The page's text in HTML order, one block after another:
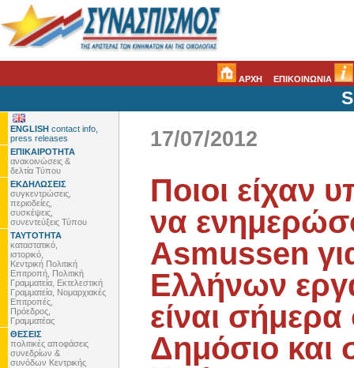
ΑΡΧΗ ΕΠΙΚΟΙΝΩΝΙΑ
ENGLISH contact info,
press releases
ΕΠΙΚΑΙΡΟΤΗΤΑ
ανακοινώσεις &
δελτία Τύπου
ΕΚΔΗΛΩΣΕΙΣ
συγκεντρώσεις,
περιοδείες,
συσκέψεις,
συνεντεύξεις Τύπου
ΤΑΥΤΟΤΗΤΑ
καταστατικό,
ιστορικό,
Κεντρική Πολιτική
Επιτροπή, Πολιτική
Γραμματεία, Εκτελεστική
Γραμματεία, Νομαρχιακές
Επιτροπές,
Πρόεδρος,
Γραμματέας
ΘΕΣΕΙΣ
πολιτικές αποφάσεις
συνεδρίων &
συνόδων Κεντρικής
17/07/2012
Ποιοι είχαν
να
Asmussen
Ελλήνων
είναι
Δημόσιο και